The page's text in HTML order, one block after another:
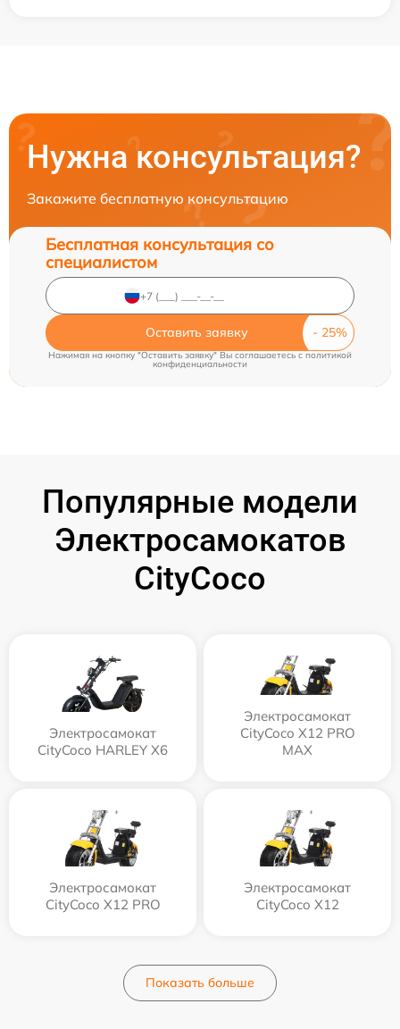
Нужна консультация?
Закажите бесплатную консультацию
Бесплатная консультация со
специалистом
Оставить заявку
Нажимая на кнопку "Оставить заявку" Вы соглашаетесь cполитикой
конфиденциальности
Популярные модели
Электросамокатов
CityCoco
Электросамокат
CityCoco HARLEY X6
Электросамокат
CityCoco X12 PRO
MAX
Электросамокат
CityCoco X12 PRO
Электросамокат
CityCoco X12
Показать больше